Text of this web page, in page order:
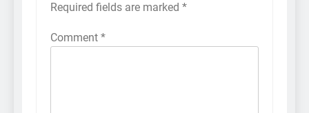
Required fields are marked *
Comment *